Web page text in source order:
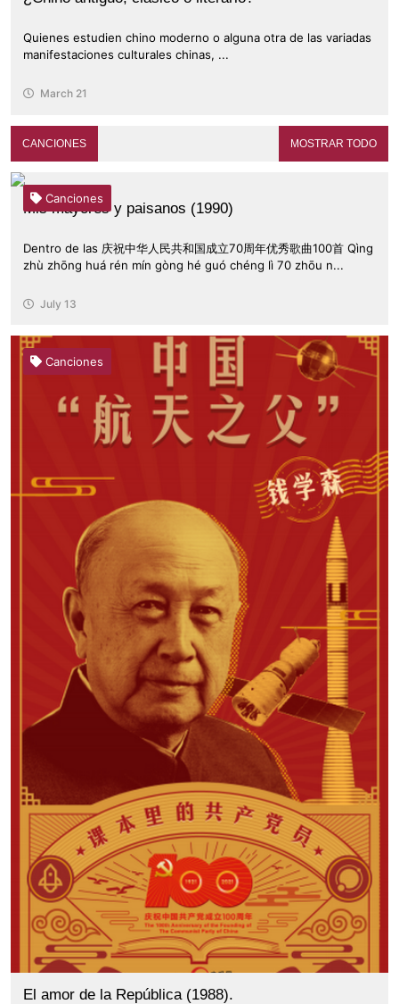
Quienes estudien chino moderno o alguna otra de las variadas
manifestaciones culturales chinas, ...
March 21
CANCIONES MOSTRAR TODO
Canciones
Mis mayores y paisanos (1990)
Dentro de las 庆祝中华人民共和国成立70周年优秀歌曲100首 Qìng
zhù zhōng huá rén mín gòng hé guó chéng lì 70 zhōu n...
July 13
Canciones
El amor de la República (1988).